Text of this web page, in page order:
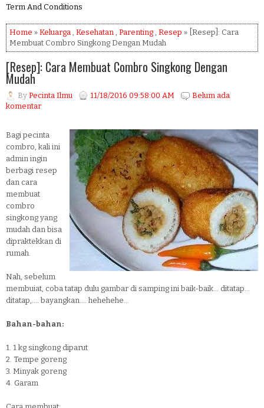
Term And Conditions
Home » Keluarga , Kesehatan , Parenting , Resep » [Resep]: Cara
Membuat Combro Singkong Dengan Mudah
[Resep]: Cara Membuat Combro Singkong Dengan
Mudah
By Pecinta Ilmu 11/18/2016 09:58:00 AM
Belum ada
komentar
Bagi pecinta
combro, kali ini
admin ingin
berbagi resep
dan cara
membuat
combro
singkong yang
mudah dan bisa
dipraktekkan di
rumah.
Nah, sebelum
membuiat, coba tatap dulu gambar di samping ini baik-baik... ditatap...
ditatap,.... bayangkan.... hehehehe...
Bahan-bahan:
1. 1 kg singkong diparut
2. Tempe goreng
3. Minyak goreng
4. Garam